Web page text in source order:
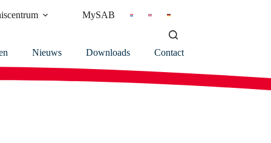
MySAB
Nieuws Downloads Contact